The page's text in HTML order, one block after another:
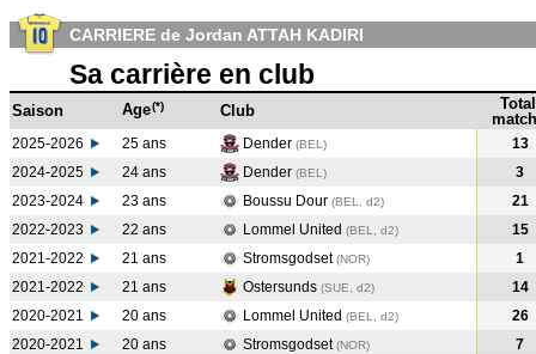
CARRIERE de Jordan ATTAH KADIRI
Sa carrière en club
Saison Age(*) Club
Total
2025-2026 25 ans Dender (BEL)
13
2024-2025
24 ans Dender (BEL )
3
2023-2024
23 ans Boussu Dour (BEL, d2)
21
2022-2023
22 ans Lommel United (BEL, d2)
15
2021-2022
21 ans Stromsgodset(NOR)
1
2021-2022
21 ans Ostersunds (SUE, d2)
14
2020-2021
20 ans Lommel United (BEL, d2)
26
2020-2021
20 ans Stromsgodset(NOR)
7